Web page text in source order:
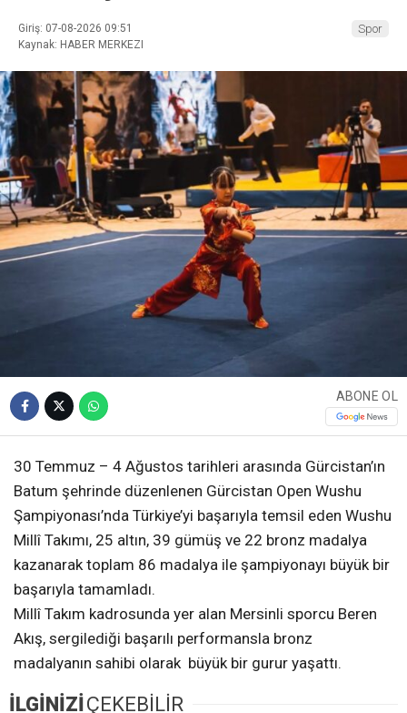
Giriş: 07-08-2026 09:51
Kaynak: HABER MERKEZI
Spor
ABONE OL
30 Temmuz – 4 Ağustos tarihleri arasında Gürcistan’ın
Batum şehrinde düzenlenen Gürcistan Open Wushu
Şampiyonası’nda Türkiye’yi başarıyla temsil eden Wushu
Millî Takımı, 25 altın, 39 gümüş ve 22 bronz madalya
kazanarak toplam 86 madalya ile şampiyonayı büyük bir
başarıyla tamamladı.
Millî Takım kadrosunda yer alan Mersinli sporcu Beren
Akış, sergilediği başarılı performansla bronz
madalyanın sahibi olarak büyük bir gurur yaşattı.
İLGİNİZİ ÇEKEBİLİR